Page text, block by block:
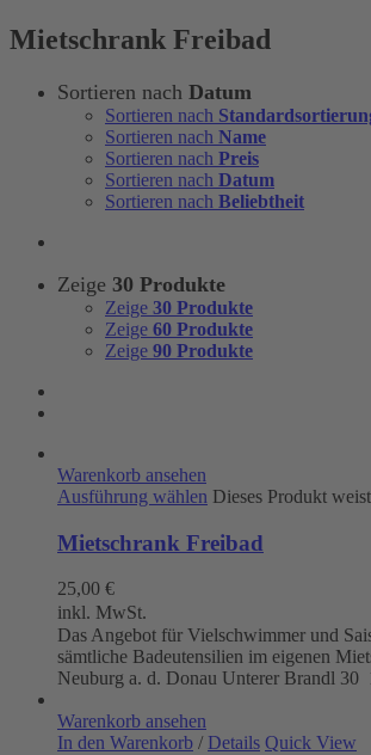
Mietschrank Freibad
Sortieren nach Datum
Sortieren nach
Sortieren nach Name
Sortieren nach Preis
Sortieren nach Datum
Sortieren nach Beliebtheit
Zeige 30 Produkte
Zeige 30 Produkte
Zeige 60 Produkte
Zeige 90 Produkte
Warenkorb ansehen
Ausführung wählen Dieses Produkt
Mietschrank Freibad
25,00 €
inkl. MwSt.
Das Angebot für Vielschwimmer und
sämtliche Badeutensilien im eigenen
Neuburg a. d. Donau Unterer Brandl 30
Warenkorb ansehen
In den Warenkorb / Details Quick View